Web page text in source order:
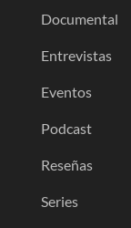
Documental
Entrevistas
Eventos
Podcast
Reseñas
Series